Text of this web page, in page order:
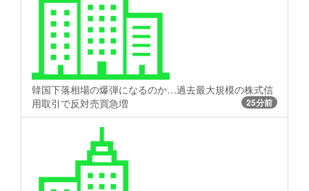
韓国下落相場の爆弾になるのか…過去最大規模の株式信
用取引で反対売買急増
25分前